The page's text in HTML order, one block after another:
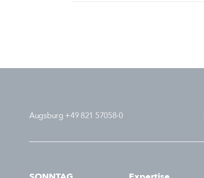
Augsburg +49 821 57058-0